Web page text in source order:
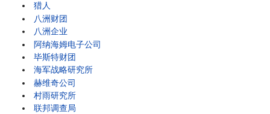
猎人
八洲财团
八洲企业
阿纳海姆电子公司
毕斯特财团
海军战略研究所
赫维奇公司
村雨研究所
联邦调查局